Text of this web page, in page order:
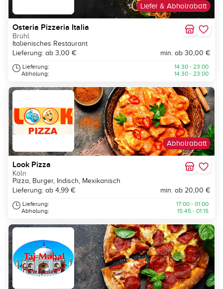
Liefer & Abholrabatt
Osteria Pizzeria Italia
Brühl
Italienisches Restaurant
Lieferung: ab 3,00 €
min. ab 30,00 €
Lieferung:
Abholung:
14:30 - 23:00
14:30 - 23:00
Abholrabatt
Look Pizza
Köln
Pizza, Burger, Indisch, Mexikanisch
Lieferung: ab 4,99 €
min. ab 20,00 €
Lieferung:
Abholung:
17:00 - 01:00
15:45 - 01:15